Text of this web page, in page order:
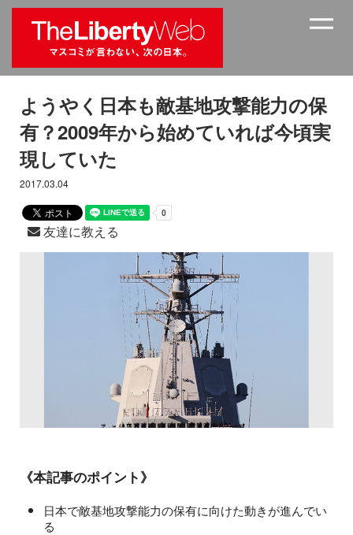
ようやく日本も敵基地攻撃能力の保
有？2009年から始めていれば今頃実
現していた
2017.03.04
友達に教える
《本記事のポイント》
日本で敵基地攻撃能力の保有に向けた動きが進んでい
る